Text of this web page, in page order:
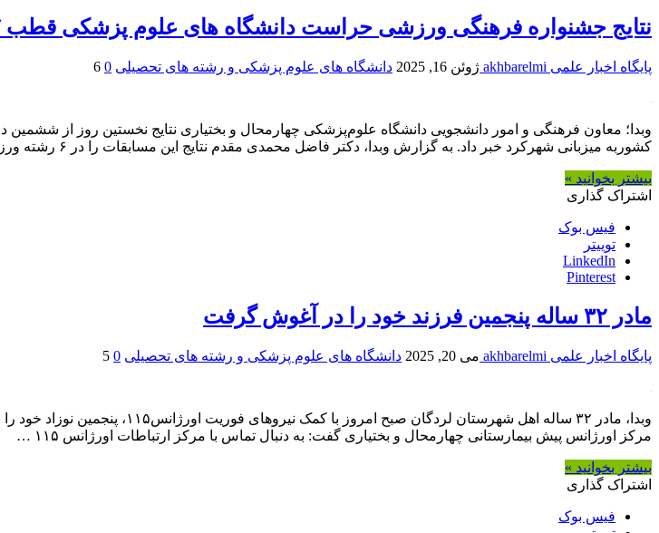
نتایج جشنواره فرهنگی ورزشی حراست دانشگاه های علوم پزشکی قطب ۷ کشور
پایگاه اخبار علمی akhbarelmi ژوئن 16, 2025 دانشگاه های علوم پزشکی و رشته های تحصیلی 0
6
کشوربه میزبانی شهرکرد خبر داد. به گزارش وبدا، دکتر فاضل محمدی مقدم نتایج این مسابقات را در ۶ رشته ورزشی به …
بیشتر بخوانید »
اشتراک گذاری
فیس بوک
توییتر
LinkedIn
Pinterest
مادر ۳۲ ساله پنجمین فرزند خود را در آغوش گرفت
پایگاه اخبار علمی akhbarelmi می 20, 2025 دانشگاه های علوم پزشکی و رشته های تحصیلی 0
5
مرکز اورژانس پیش بیمارستانی چهارمحال و بختیاری گفت: به دنبال تماس با مرکز ارتباطات اورژانس ۱۱۵ …
بیشتر بخوانید »
اشتراک گذاری
فیس بوک